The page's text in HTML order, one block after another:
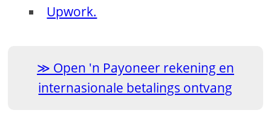
Upwork.
Open 'n Payoneer rekening en
internasionale betalings ontvang